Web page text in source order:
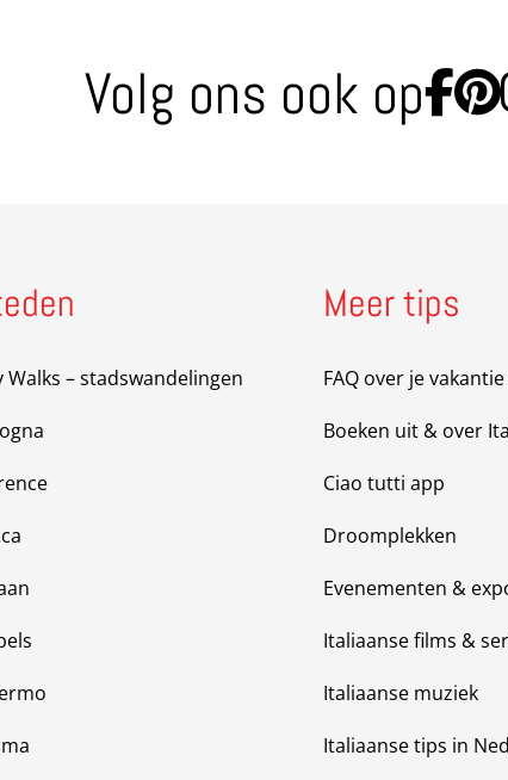
Volg ons ook op
Walks – stadswandelingen
Meer tips
FAQ over je
Boeken uit & over
Ciao tutti app
Droomplekken
Evenementen &
Italiaanse films &
Italiaanse muziek
Italiaanse tips in